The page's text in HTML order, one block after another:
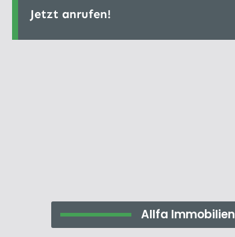
Jetzt anrufen!
Allfa Immobilien